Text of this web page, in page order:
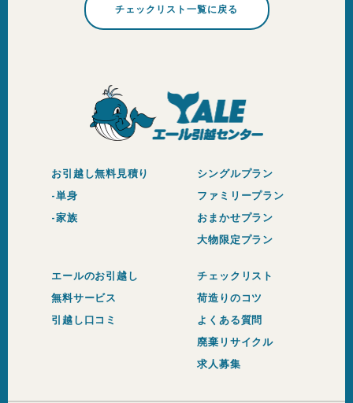
チェックリスト一覧に戻る
お引越し無料見積り
-単身
-家族
シングルプラン
ファミリープラン
おまかせプラン
大物限定プラン
エールのお引越し
無料サービス
引越し口コミ
チェックリスト
荷造りのコツ
よくある質問
廃棄リサイクル
求人募集